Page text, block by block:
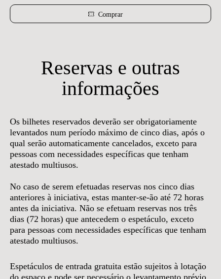
Comprar
Reservas e outras
informações
Os bilhetes reservados deverão ser obrigatoriamente
levantados num período máximo de cinco dias, após o
qual serão automaticamente cancelados, exceto para
pessoas com necessidades específicas que tenham
atestado multiusos.
No caso de serem efetuadas reservas nos cinco dias
anteriores à iniciativa, estas manter-se-ão até 72 horas
antes da iniciativa. Não se efetuam reservas nos três
dias (72 horas) que antecedem o espetáculo, exceto
para pessoas com necessidades específicas que tenham
atestado multiusos.
Espetáculos de entrada gratuita estão sujeitos à lotação
do espaço e pode ser necessário o levantamento prévio